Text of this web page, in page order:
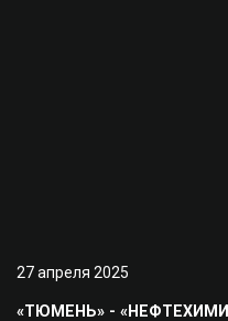
27 апреля 2025
«ТЮМЕНЬ» -